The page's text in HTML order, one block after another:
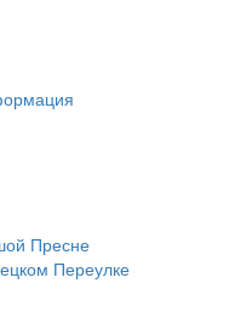
Пресне
Переулке